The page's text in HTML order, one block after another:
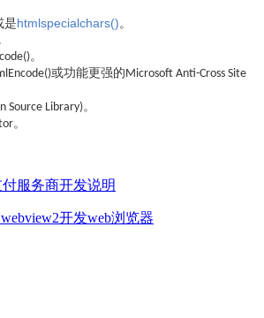
是htmlspecialchars()。
。
或功能更强的Microsoft Anti-Cross Site
Source Library)。
。
服务商开发说明
开发web浏览器